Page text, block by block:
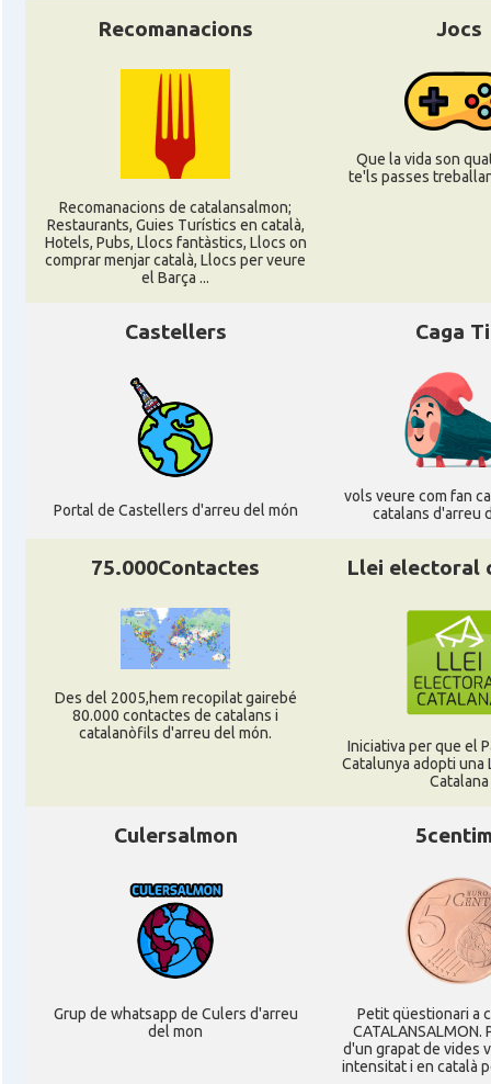
Katalanischer Salon, e. V.
Oficina Exterior de Catalunya a
Oficina Exterior de Catalunya a
Delegació Delegació del Govern a Alemanya
Consolat Consolat general a Dusseldorf
Consolat Consolat general a Frankfurt am
Consolat general a Hamburg
Consolat Consolat general a Munich
Consolat Consolat general a Stuttgart
Ambaixada Ambaixada espanyola a Alemanya
Recomanacions
Recomanacions de catalansalmon;
Restaurants, Guies Turístics en català,
Hotels, Pubs, Llocs fantàstics, Llocs on
comprar menjar català, Llocs per veure
el Barça ...
Jocs
Que la vida son
te'ls passes
Castellers
Portal de Castellers d'arreu del món
Caga
vols veure com fan
catalans d'arreu
75.000Contactes
Des del 2005,hem recopilat gairebé
80.000 contactes de catalans i
catalanòfils d'arreu del món.
Llei electoral
Iniciativa per que el
Catalunya adopti una
Catalana
Culersalmon
Grup de whatsapp de Culers d'arreu
del mon
Petit qüestionari a
CATALANSALMON.
d'un grapat de vides
intensitat i en català